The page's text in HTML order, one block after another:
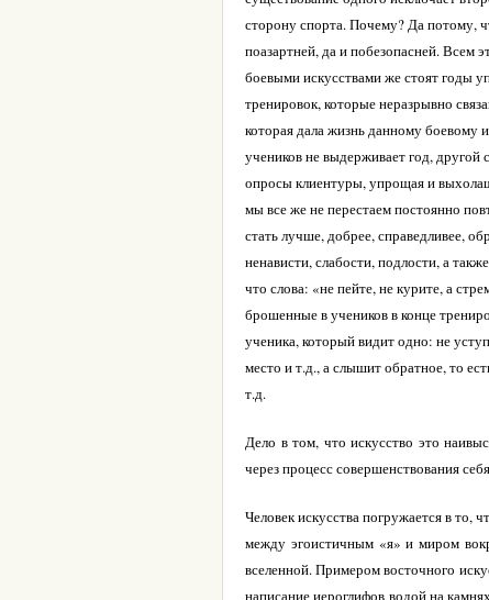
сторону спорта. Почему? Да потому,
поазартней, да и побезопасней. Всем
боевыми искусствами же стоят годы
тренировок, которые неразрывно
которая дала жизнь данному боевому
учеников не выдерживает год,
опросы клиентуры, упрощая и
мы все же не перестаем постоянно
стать лучше, добрее, справедливее,
ненависти, слабости, подлости, а
что слова: «не пейте, не курите, а
брошенные в учеников в конце
ученика, который видит одно: не
место и т.д., а слышит обратное, то
т.д.
Дело в том, что искусство это
через процесс совершенствования
Человек искусства погружается в то,
между эгоистичным «я» и миром
вселенной. Примером восточного
написание иероглифов водой на